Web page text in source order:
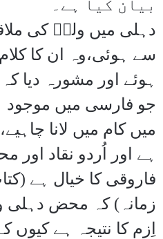
بیان کیا ہے۔
دہلی میں ولیؔ کی
سے ہوئی،وہ ان کا
ہوئے اور مشورہ دیا
جو فارسی میں موجود
میں کام میں لانا
ہے اور اُردو نقاد
فاروقی کا خیال ہے
زمانہ) کہ محض دہلی
اِزم کا نتیجہ ہے کیوں